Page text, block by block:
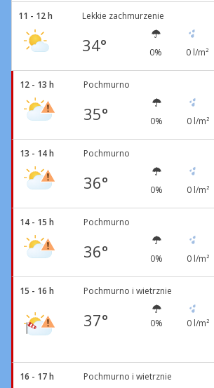
11 - 12 h Lekkie zachmurzenie
34° 0% 0 l/m²
12 - 13 h Pochmurno
35° 0% 0 l/m²
13 - 14 h Pochmurno
36° 0% 0 l/m²
14 - 15 h Pochmurno
36° 0% 0 l/m²
15 - 16 h Pochmurno i wietrznie
37° 0% 0 l/m²
16 - 17 h Pochmurno i wietrznie